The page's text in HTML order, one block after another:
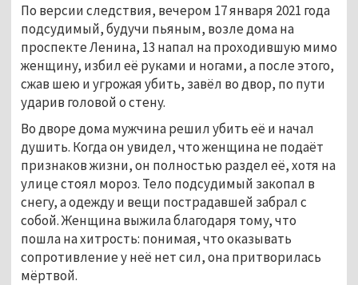
По версии следствия, вечером 17 января 2021 года
подсудимый, будучи пьяным, возле дома на
проспекте Ленина, 13 напал на проходившую мимо
женщину, избил её руками и ногами, а после этого,
сжав шею и угрожая убить, завёл во двор, по пути
ударив головой о стену.
Во дворе дома мужчина решил убить её и начал
душить. Когда он увидел, что женщина не подаёт
признаков жизни, он полностью раздел её, хотя на
улице стоял мороз. Тело подсудимый закопал в
снегу, а одежду и вещи пострадавшей забрал с
собой. Женщина выжила благодаря тому, что
пошла на хитрость: понимая, что оказывать
сопротивление у неё нет сил, она притворилась
мёртвой.